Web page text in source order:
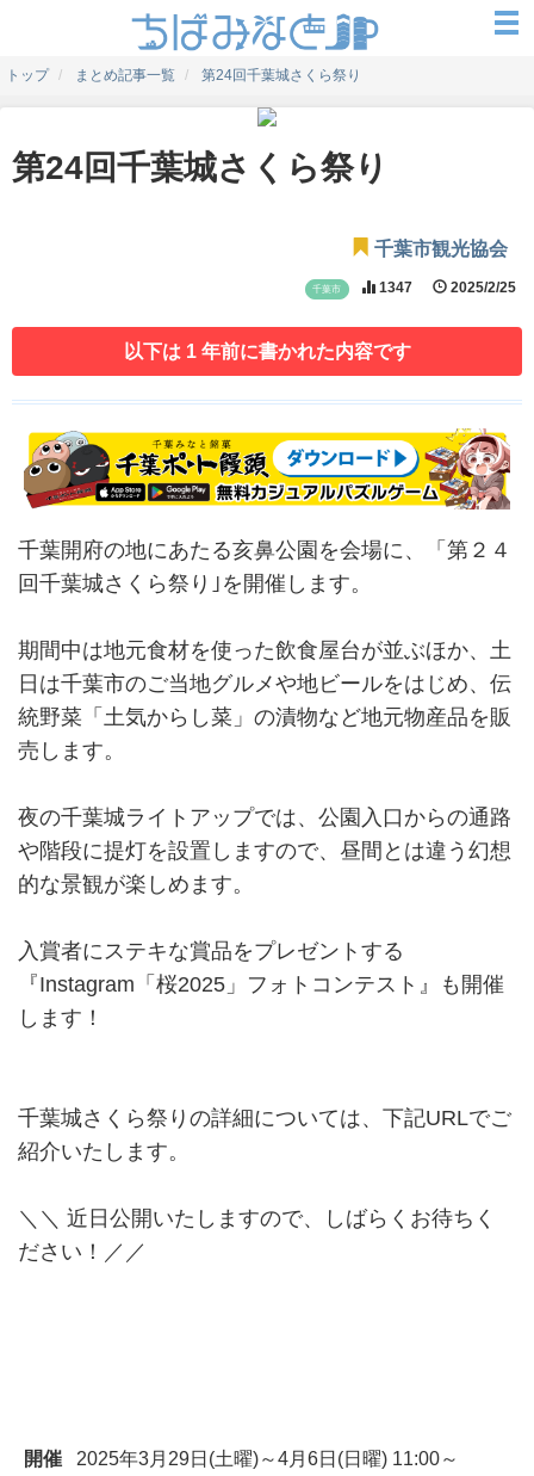
トップ まとめ記事一覧 第24回千葉城さくら祭り
第24回千葉城さくら祭り
千葉市観光協会
千葉市 1347 2025/2/25
以下は 1 年前に書かれた内容です
千葉開府の地にあたる亥鼻公園を会場に、「第２４
回千葉城さくら祭り｣を開催します。
期間中は地元食材を使った飲食屋台が並ぶほか、土
日は千葉市のご当地グルメや地ビールをはじめ、伝
統野菜「土気からし菜」の漬物など地元物産品を販
売します。
夜の千葉城ライトアップでは、公園入口からの通路
や階段に提灯を設置しますので、昼間とは違う幻想
的な景観が楽しめます。
入賞者にステキな賞品をプレゼントする
『Instagram「桜2025」フォトコンテスト』も開催
します！
千葉城さくら祭りの詳細については、下記URLでご
紹介いたします。
＼＼ 近日公開いたしますので、しばらくお待ちく
ださい！／／
開催
2025年3月29日(土曜)～4月6日(日曜) 11:00～